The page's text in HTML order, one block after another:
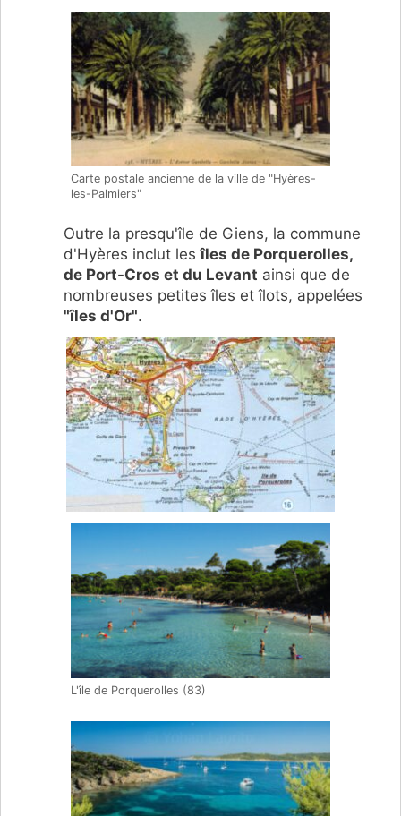
Carte postale ancienne de la ville de "Hyères-
les-Palmiers"
Outre la presqu'île de Giens, la commune
d'Hyères inclut lesîles de Porquerolles,
de Port-Cros et du Levant ainsi que de
nombreuses petites îles et îlots, appelées
"îles d'Or".
L'île de Porquerolles (83)